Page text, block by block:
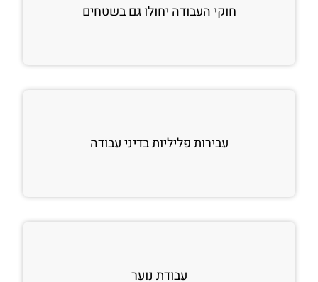
חוקי העבודה יחולו גם בשטחים
עבירות פליליות בדיני עבודה
עבודת נוער